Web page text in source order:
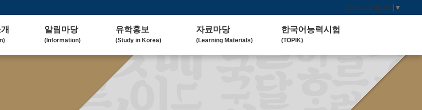
Select Language ▼
알림마당
(Information)
유학홍보
(Study in Korea)
대학(원)소개
(Korean University)
자료마당
(Learning Materials)
한국 교육 자료
한국어능력시험
(TOPIK)
토픽(TOPIK) 안내